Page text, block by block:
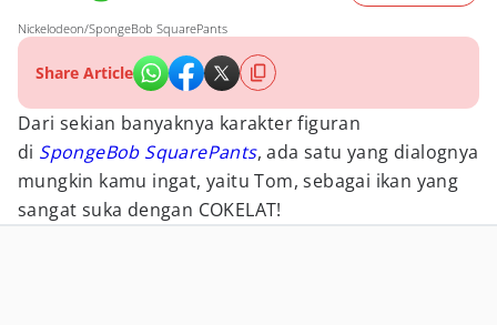
Nickelodeon/SpongeBob SquarePants
Share Article
Dari sekian banyaknya karakter figuran
di SpongeBob SquarePants, ada satu yang dialognya
mungkin kamu ingat, yaitu Tom, sebagai ikan yang
sangat suka dengan COKELAT!